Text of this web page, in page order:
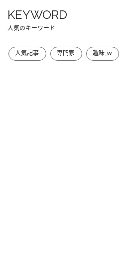
KEYWORD
人気のキーワード
人気記事 専門家 趣味_w